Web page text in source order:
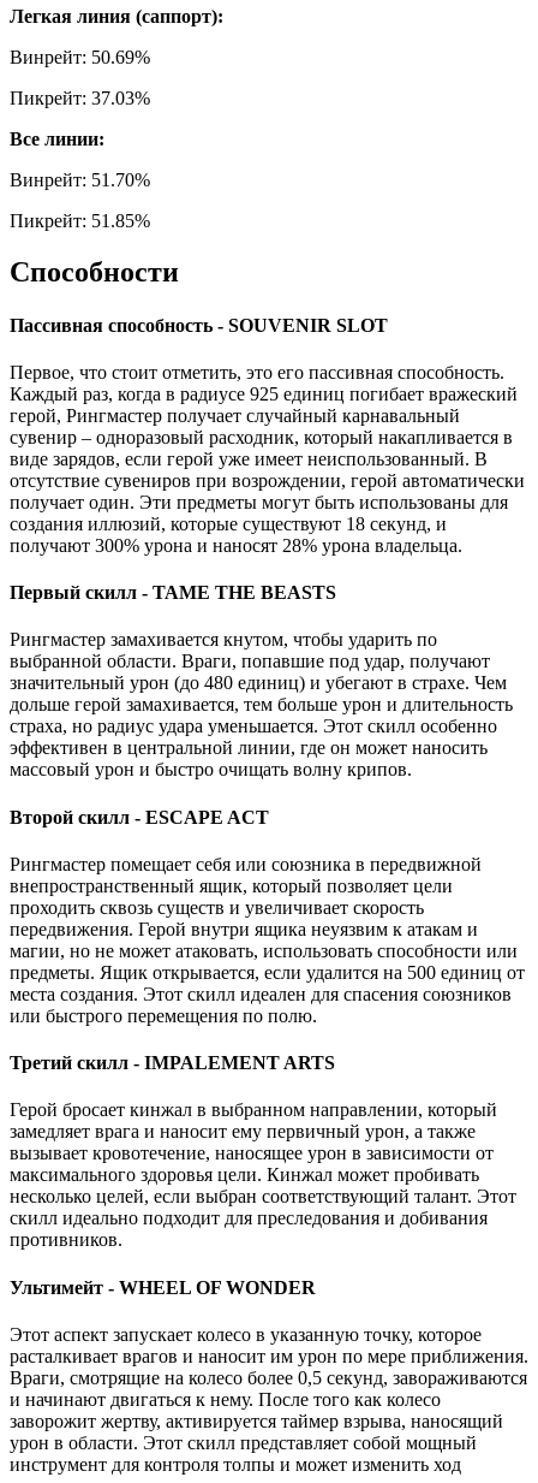
Легкая линия (саппорт):
Винрейт: 50.69%
Пикрейт: 37.03%
Все линии:
Винрейт: 51.70%
Пикрейт: 51.85%
Способности
Пассивная способность - SOUVENIR SLOT
Первое, что стоит отметить, это его пассивная способность.
Каждый раз, когда в радиусе 925 единиц погибает вражеский
герой, Рингмастер получает случайный карнавальный
сувенир – одноразовый расходник, который накапливается в
виде зарядов, если герой уже имеет неиспользованный. В
отсутствие сувениров при возрождении, герой автоматически
получает один. Эти предметы могут быть использованы для
создания иллюзий, которые существуют 18 секунд, и
получают 300% урона и наносят 28% урона владельца.
Первый скилл - TAME THE BEASTS
Рингмастер замахивается кнутом, чтобы ударить по
выбранной области. Враги, попавшие под удар, получают
значительный урон (до 480 единиц) и убегают в страхе. Чем
дольше герой замахивается, тем больше урон и длительность
страха, но радиус удара уменьшается. Этот скилл особенно
эффективен в центральной линии, где он может наносить
массовый урон и быстро очищать волну крипов.
Второй скилл - ESCAPE ACT
Рингмастер помещает себя или союзника в передвижной
внепространственный ящик, который позволяет цели
проходить сквозь существ и увеличивает скорость
передвижения. Герой внутри ящика неуязвим к атакам и
магии, но не может атаковать, использовать способности или
предметы. Ящик открывается, если удалится на 500 единиц от
места создания. Этот скилл идеален для спасения союзников
или быстрого перемещения по полю.
Третий скилл - IMPALEMENT ARTS
Герой бросает кинжал в выбранном направлении, который
замедляет врага и наносит ему первичный урон, а также
вызывает кровотечение, наносящее урон в зависимости от
максимального здоровья цели. Кинжал может пробивать
несколько целей, если выбран соответствующий талант. Этот
скилл идеально подходит для преследования и добивания
противников.
Ультимейт - WHEEL OF WONDER
Этот аспект запускает колесо в указанную точку, которое
расталкивает врагов и наносит им урон по мере приближения.
Враги, смотрящие на колесо более 0,5 секунд, завораживаются
и начинают двигаться к нему. После того как колесо
заворожит жертву, активируется таймер взрыва, наносящий
урон в области. Этот скилл представляет собой мощный
инструмент для контроля толпы и может изменить ход